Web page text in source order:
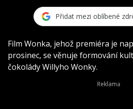
Přidat mezi oblíbené
Film Wonka, jehož premiéra je
prosinec, se věnuje formování
čokolády Willyho Wonky.